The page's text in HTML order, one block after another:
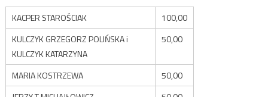
KACPER STAROŚCIAK
100,00
KULCZYK GRZEGORZ POLIŃSKA i
KULCZYK KATARZYNA
50,00
MARIA KOSTRZEWA
50,00